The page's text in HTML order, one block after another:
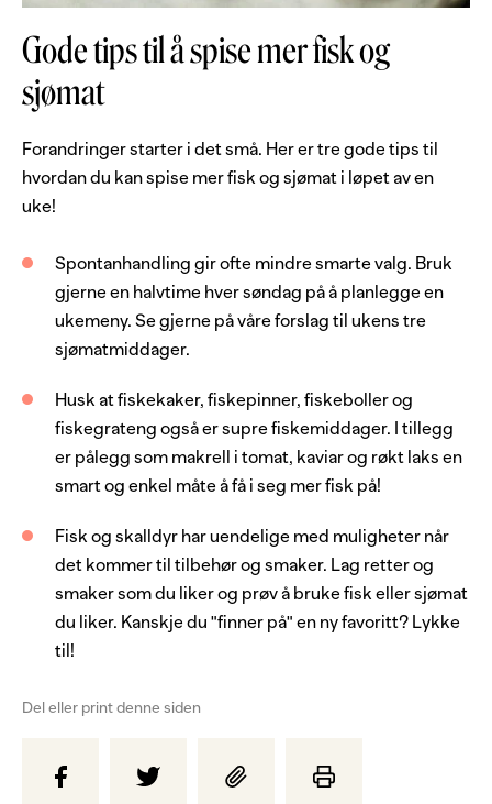
Gode tips til å spise mer fisk og
sjømat
Forandringer starter i det små. Her er tre gode tips til
hvordan du kan spise mer fisk og sjømat i løpet av en
uke!
Spontanhandling gir ofte mindre smarte valg. Bruk
gjerne en halvtime hver søndag på å planlegge en
ukemeny. Se gjerne på våre forslag til ukens tre
sjømatmiddager.
Husk at fiskekaker, fiskepinner, fiskeboller og
fiskegrateng også er supre fiskemiddager. I tillegg
er pålegg som makrell i tomat, kaviar og røkt laks en
smart og enkel måte å få i seg mer fisk på!
Fisk og skalldyr har uendelige med muligheter når
det kommer til tilbehør og smaker. Lag retter og
smaker som du liker og prøv å bruke fisk eller sjømat
du liker. Kanskje du "finner på" en ny favoritt? Lykke
til!
Del eller print denne siden